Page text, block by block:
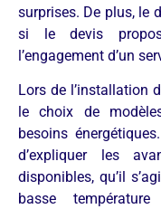
surprises. De plus, le
si le devis
l’engagement d’un
Lors de l’installation
le choix de
besoins
d’expliquer les
disponibles, qu’il
basse